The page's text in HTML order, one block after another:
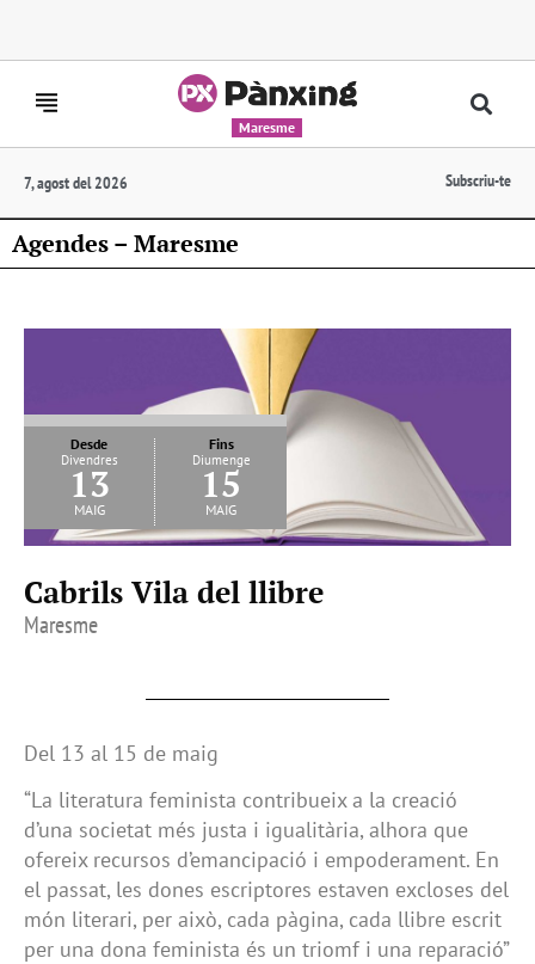
Maresme
7, agost del 2026 Subscriu-te
Agendes – Maresme
Desde
Divendres
13
maig
Fins
Diumenge
15
maig
Cabrils Vila del llibre
Maresme
Del 13 al 15 de maig
“La literatura feminista contribueix a la creació
d’una societat més justa i igualitària, alhora que
ofereix recursos d’emancipació i empoderament. En
el passat, les dones escriptores estaven excloses del
món literari, per això, cada pàgina, cada llibre escrit
per una dona feminista és un triomf i una reparació”